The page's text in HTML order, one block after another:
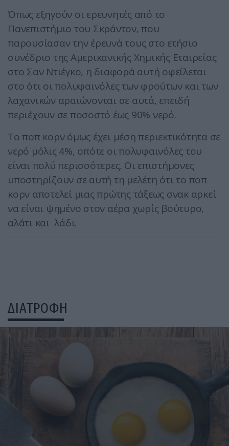
Όπως εξηγούν οι ερευνητές από το
Πανεπιστήμιο του Σκράντον, που
παρουσίασαν την έρευνά τους στο ετήσιο
συνέδριο της Αμερικανικής Χημικής Εταιρείας
στο Σαν Ντιέγκο, η διαφορά αυτή οφείλεται
στο ότι οι πολυφαινόλες των φρούτων και των
λαχανικών αραιώνονται σε αυτά, επειδή
περιέχουν σε ποσοστό έως 90% νερό.
Το ποπ κορν όμως έχει μέση περιεκτικότητα σε
νερό μόλις 4%, οπότε οι πολυφαινόλες του
είναι πολύ περισσότερες. Οι επιστήμονες
υποστηρίζουν σε αυτή τη μελέτη ότι το ποπ
κορν αποτελεί μιας πρώτης τάξεως σνακ αρκεί
να είναι ψημένο στον αέρα χωρίς βούτυρο,
αλάτι και λάδι.
ΔΙΑΤΡΟΦΗ